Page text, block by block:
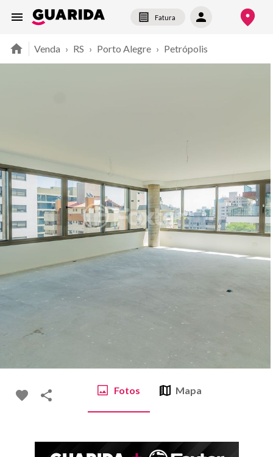
Fatura
Venda › RS › Porto Alegre › Petrópolis
Fotos Mapa